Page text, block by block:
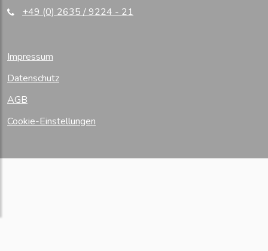
+49 (0) 2635 / 9224 - 21
Impressum
Datenschutz
AGB
Cookie-Einstellungen